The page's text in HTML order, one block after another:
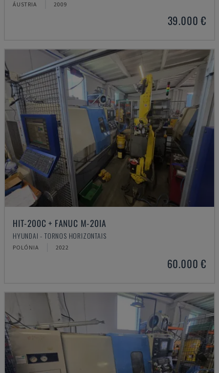
ÁUSTRIA 2009
39.000 €
HIT-200C + FANUC M-20IA
HYUNDAI - TORNOS HORIZONTAIS
POLÓNIA 2022
60.000 €